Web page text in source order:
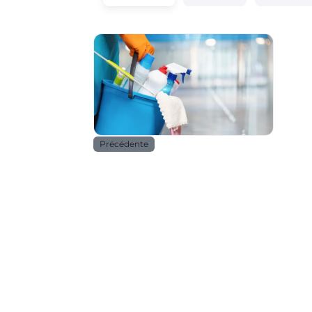
Services
Précédente